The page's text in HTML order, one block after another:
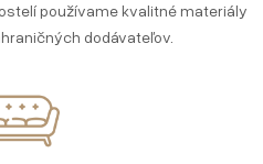
používame kvalitné materiály
dodávateľov.